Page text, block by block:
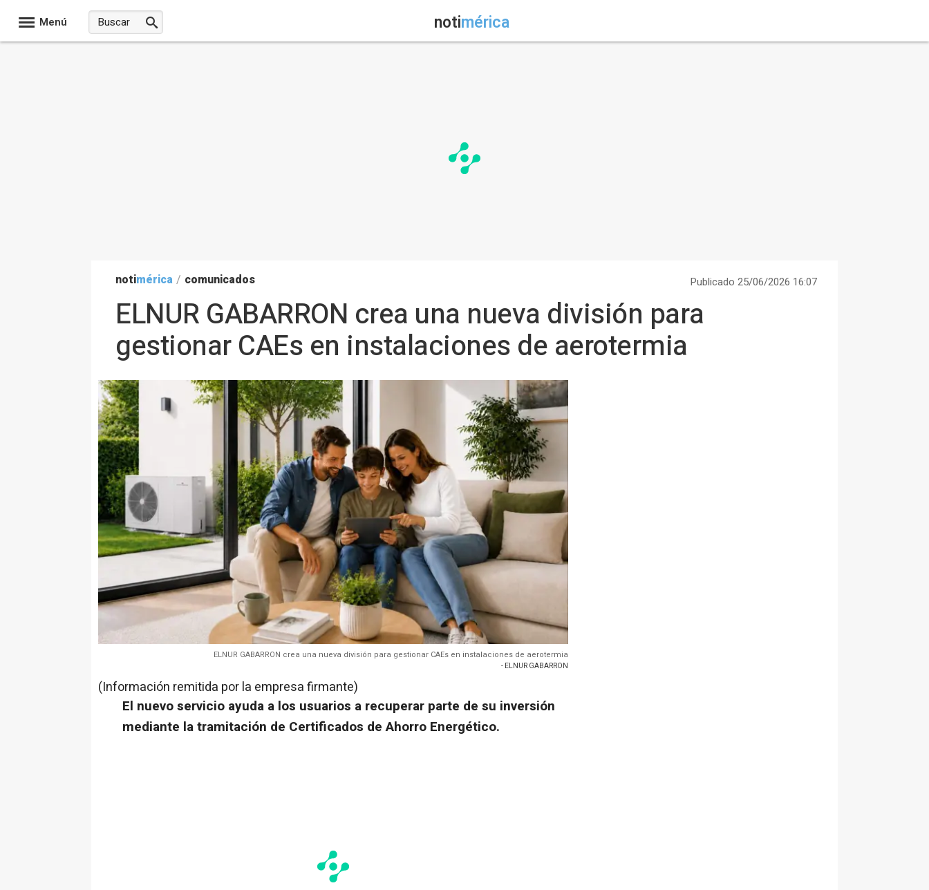
Menú notimérica
notimérica / comunicados Publicado 25/06/2026 16:07
ELNUR GABARRON crea una nueva división para
gestionar CAEs en instalaciones de aerotermia
ELNUR GABARRON crea una nueva división para gestionar CAEs en instalaciones de aerotermia
- ELNUR GABARRON
(Información remitida por la empresa firmante)
El nuevo servicio ayuda a los usuarios a recuperar parte de su inversión
mediante la tramitación de Certificados de Ahorro Energético.